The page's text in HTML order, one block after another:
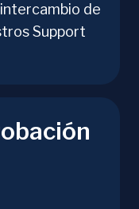
de
Support